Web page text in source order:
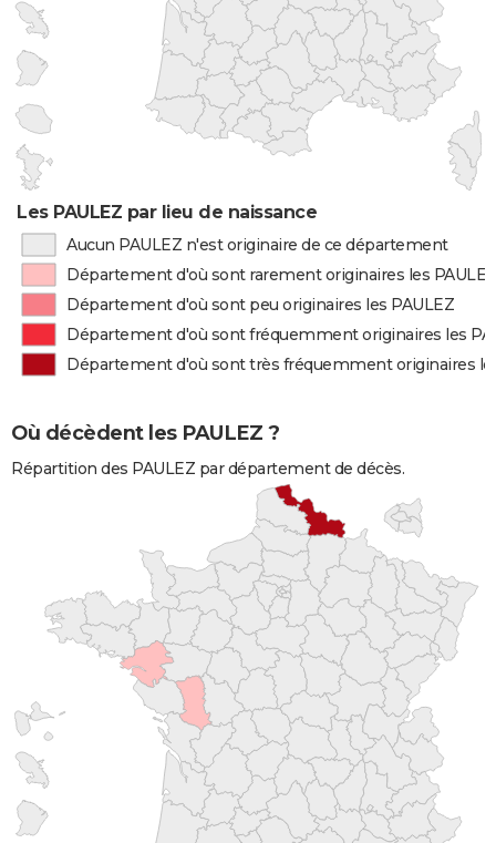
Les PAULEZ par lieu de naissance
Aucun PAULEZ n'est originaire de ce département
Département d'où sont rarement originaires les PAULEZ
Département d'où sont peu originaires les PAULEZ
Département d'où sont fréquemment originaires les
Département d'où sont très fréquemment originaires
Où décèdent les PAULEZ ?
Répartition des PAULEZ par département de décès.